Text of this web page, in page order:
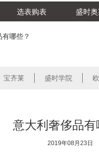
选表购表 盛时
哪些？
宝齐莱 盛时学院
意大利奢侈品有
2019年08月23日